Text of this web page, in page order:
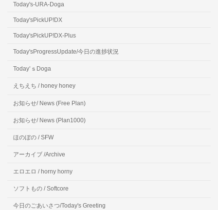
Today's-URA-Doga
Today'sPickUP!DX
Today'sPickUP!DX-Plus
Today'sProgressUpdate/今日の進捗状況
Today’ｓDoga
えちえち / honey honey
お知らせ/ News (Free Plan)
お知らせ/ News (Plan1000)
ほのぼの / SFW
アーカイブ /Archive
エロエロ / horny horny
ソフトもの / Softcore
今日のごあいさつ/Today's Greeting